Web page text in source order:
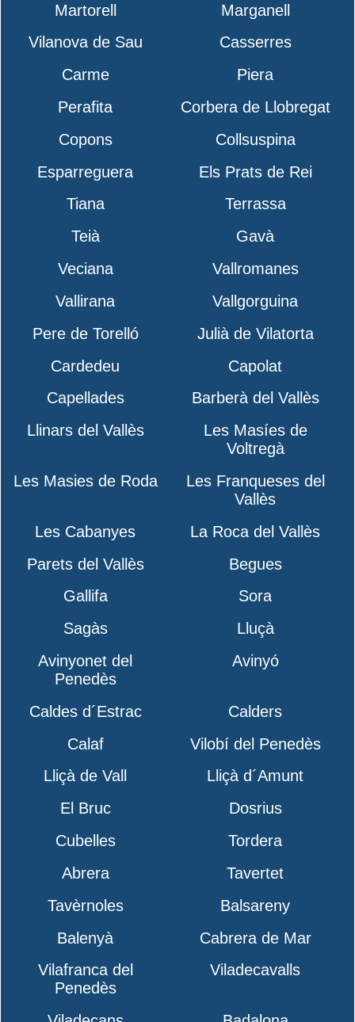
Martorell
Marganell
Vilanova de Sau
Casserres
Carme
Piera
Perafita
Corbera de Llobregat
Copons
Collsuspina
Esparreguera
Els Prats de Rei
Tiana
Terrassa
Teià
Gavà
Veciana
Vallromanes
Vallirana
Vallgorguina
Pere de Torelló
Julià de Vilatorta
Cardedeu
Capolat
Capellades
Barberà del Vallès
Llinars del Vallès
Les Masíes de
Voltregà
Les Masies de Roda
Les Franqueses del
Vallès
Les Cabanyes
La Roca del Vallès
Parets del Vallès
Begues
Gallifa
Sora
Sagàs
Lluçà
Avinyonet del
Penedès
Avinyó
Caldes d´Estrac
Calders
Calaf
Vilobí del Penedès
Lliçà de Vall
Lliçà d´Amunt
El Bruc
Dosrius
Cubelles
Tordera
Abrera
Tavertet
Tavèrnoles
Balsareny
Balenyà
Cabrera de Mar
Vilafranca del
Penedès
Viladecavalls